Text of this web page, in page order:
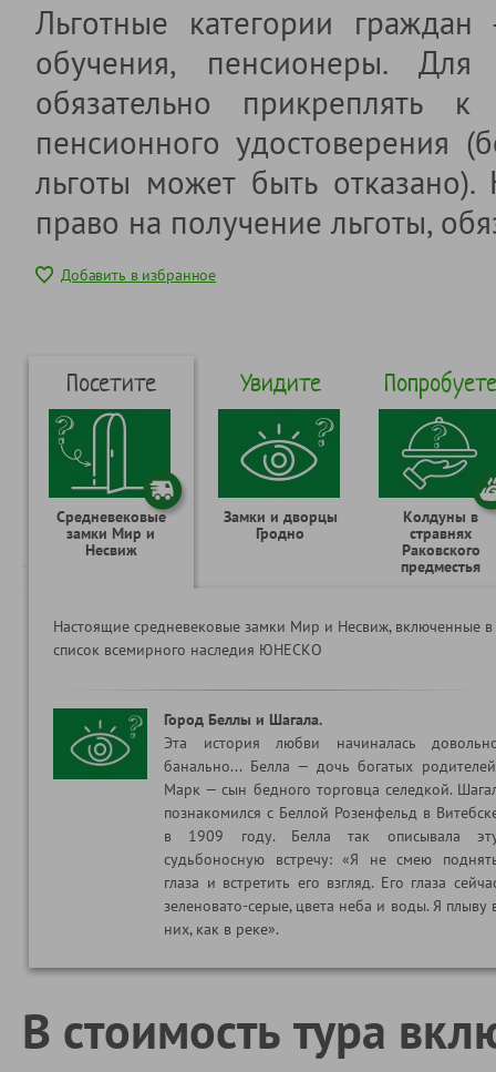
Льготные категории
обучения, пенсионеры. Для
обязательно прикреплять
пенсионного удостоверения
льготы может быть
право на получение льготы,
Добавить в избранное
Посетите
Средневековые
замки Мир и
Несвиж
Увидите
Замки и дворцы
Гродно
Попробуете
Колдуны в
стравнях
Раковского
предместья
Настоящие средневековые замки Мир и Несвиж, включенные в
список всемирного наследия ЮНЕСКО
Город Беллы и Шагала.
Эта история любви начиналась
банально... Белла — дочь богатых
Марк — сын бедного торговца селедкой.
познакомился с Беллой Розенфельд в
в 1909 году. Белла так описывала
судьбоносную встречу: «Я не смею
глаза и встретить его взгляд. Его глаза
зеленовато-серые, цвета неба и воды. Я плыву
них, как в реке».
В стоимость тура